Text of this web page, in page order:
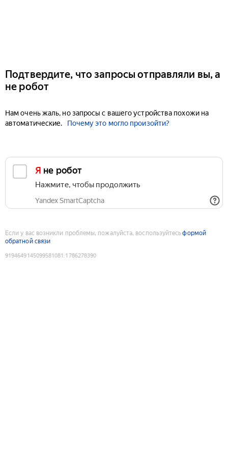
Подтвердите, что запросы отправляли вы, а
не робот
Нам очень жаль, но запросы с вашего устройства похожи на
автоматические.
Почему это могло произойти?
Я не робот
Нажмите, чтобы продолжить
Yandex SmartCaptcha
Если у вас возникли проблемы, пожалуйста, воспользуйтесьформой
обратной связи
9194649145099581081 :1786278390